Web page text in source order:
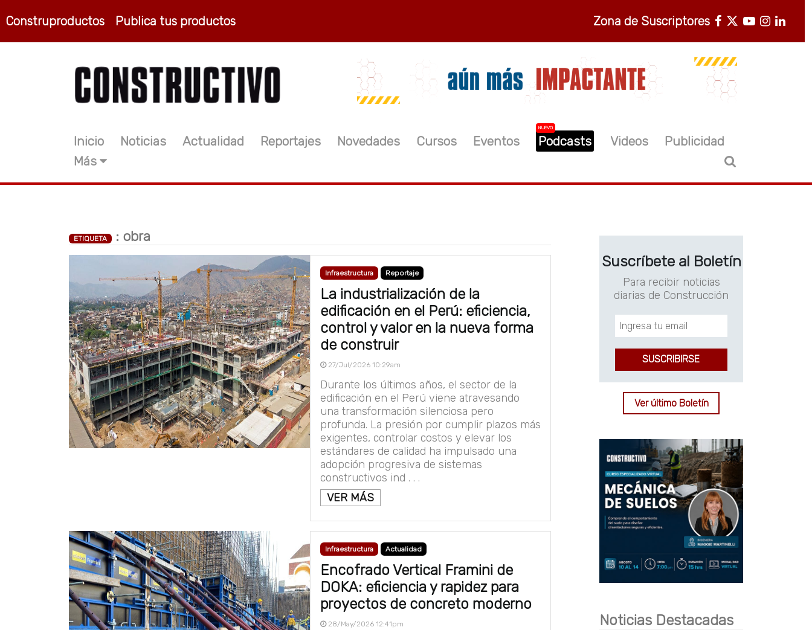
Construproductos Publica tus productos Zona de Suscriptores
Inicio Noticias Actualidad Reportajes Novedades Cursos Eventos Podcasts
NUEVO
Videos
Publicidad
Más
ETIQUETA : obra
Infraestructura Reportaje
La industrialización de la
edificación en el Perú: eficiencia,
control y valor en la nueva forma
de construir
27/Jul/2026 10:29am
Durante los últimos años, el sector de la
edificación en el Perú viene atravesando
una transformación silenciosa pero
profunda. La presión por cumplir plazos más
exigentes, controlar costos y elevar los
estándares de calidad ha impulsado una
adopción progresiva de sistemas
constructivos ind . . .
VER MÁS
Infraestructura Actualidad
Encofrado Vertical Framini de
DOKA: eficiencia y rapidez para
proyectos de concreto moderno
28/May/2026 12:41pm
Suscríbete al Boletín
Para recibir noticias
diarias de Construcción
Ver último Boletín
Noticias Destacadas